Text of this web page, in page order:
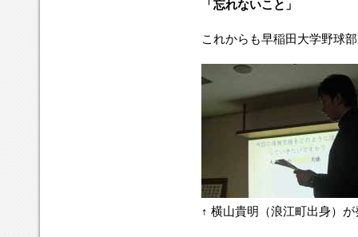
「忘れないこと」
これからも早稲田大学野球
↑ 横山貴明（浪江町出身）